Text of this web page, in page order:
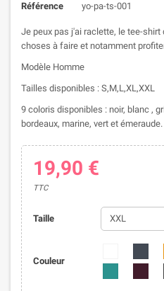
Référence yo-pa-ts-001
Je peux pas j'ai raclette, le tee-
choses à faire et notamment
Modèle Homme
Tailles disponibles : S,M,L,XL,XXL
9 coloris disponibles : noir, blanc ,
bordeaux, marine, vert et émeraude.
19,90 €
TTC
Taille
Couleur